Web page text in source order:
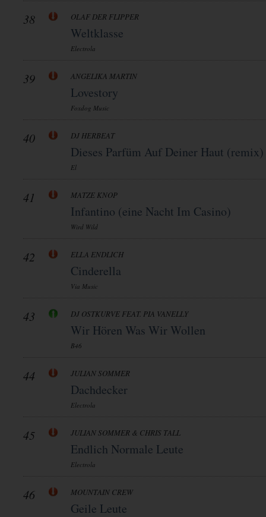
38 OLAF DER FLIPPER
Weltklasse
Electrola
39 ANGELIKA MARTIN
Lovestory
Foxdog Music
40 DJ HERBEAT
Dieses Parfüm Auf Deiner Haut (remix)
El
41 MATZE KNOP
Infantino (eine Nacht Im Casino)
Wird Wild
42 ELLA ENDLICH
Cinderella
Via Music
43 DJ OSTKURVE FEAT. PIA VANELLY
Wir Hören Was Wir Wollen
B46
44 JULIAN SOMMER
Dachdecker
Electrola
45 JULIAN SOMMER & CHRIS TALL
Endlich Normale Leute
Electrola
46 MOUNTAIN CREW
Geile Leute